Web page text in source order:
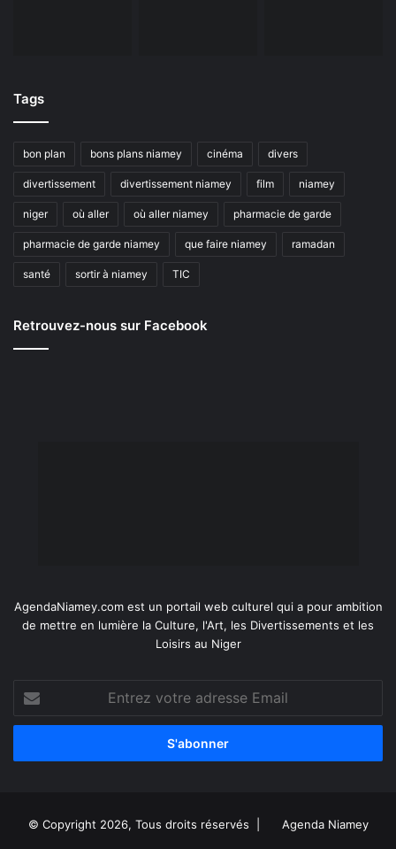
Tags
bon plan bons plans niamey cinéma divers
divertissement divertissement niamey film niamey
niger où aller où aller niamey pharmacie de garde
pharmacie de garde niamey que faire niamey ramadan
santé sortir à niamey TIC
Retrouvez-nous sur Facebook
AgendaNiamey.com est un portail web culturel qui a pour ambition
de mettre en lumière la Culture, l'Art, les Divertissements et les
Loisirs au Niger
votre
adresse
© Copyright 2026, Tous droits réservés | Agenda Niamey